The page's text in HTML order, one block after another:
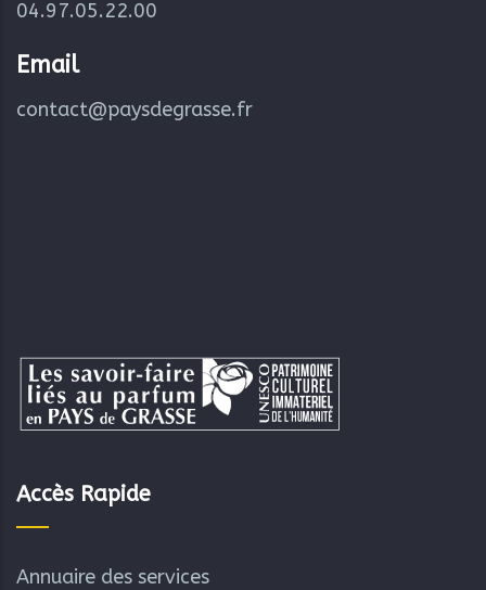
04.97.05.22.00
Email
contact@paysdegrasse.fr
Accès Rapide
Annuaire des services